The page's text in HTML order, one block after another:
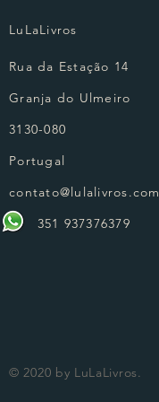
LuLaLivros
Rua da Estação 14
Granja do Ulmeiro
3130-080
Portugal
contato@lulalivros.com
351 937376379
© 2020 by LuLaLivros.